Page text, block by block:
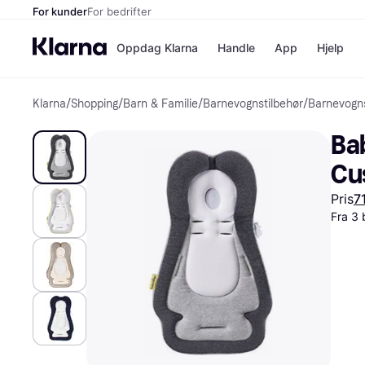
For kunderFor bedrifter
Oppdag Klarna
Betal nå
Betal i 3
Betal innen
Finansiering
Handle
Butikker
App Hjelp
Klarna/Shopping/Barn & Familie/Barnevognstilbehør/
Pris
Fra 3